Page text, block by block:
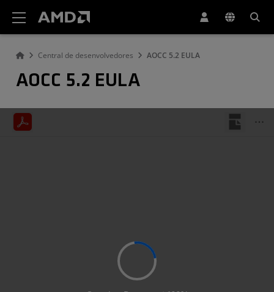
Central de desenvolvedores AOCC 5.2 EULA
AOCC 5.2 EULA